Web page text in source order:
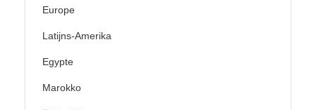
Europe
Latijns-Amerika
Egypte
Marokko